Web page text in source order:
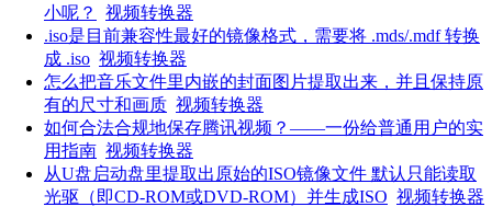
小呢？
视频转换器
.iso是目前兼容性最好的镜像格式，需要将 .mds/.mdf 转换
成 .iso 视频转换器
怎么把音乐文件里内嵌的封面图片提取出来，并且保持原
有的尺寸和画质 视频转换器
如何合法合规地保存腾讯视频？——一份给普通用户的实
用指南 视频转换器
从U盘启动盘里提取出原始的ISO镜像文件 默认只能读取
光驱（即CD-ROM或DVD-ROM）并生成ISO 视频转换器